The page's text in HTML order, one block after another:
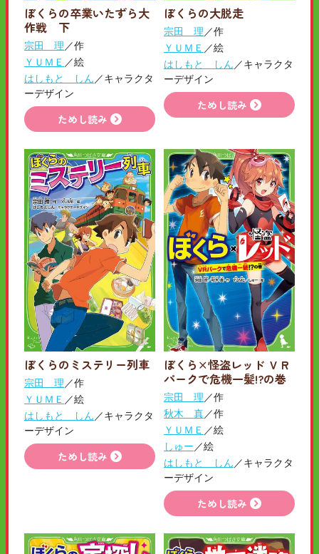
ぼくらの卒業いたずら大
作戦 下
宗田 理 ／作
ＹＵＭＥ ／絵
はしもと しん ／キャラクタ
ーデザイン
ためし読み
ぼくらの大脱走
宗田 理 ／作
ＹＵＭＥ ／絵
はしもと しん ／キャラクタ
ーデザイン
ためし読み
ぼくらのミステリー列車
宗田 理 ／作
ＹＵＭＥ ／絵
はしもと しん ／キャラクタ
ーデザイン
ためし読み
ぼくら×怪盗レッド ＶＲ
パークで危機一髪!?の巻
宗田 理 ／作
秋木 真／作
ＹＵＭＥ ／絵
しゅー ／絵
はしもと しん ／キャラクタ
ーデザイン
ためし読み